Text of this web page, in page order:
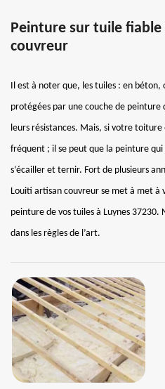
Peinture sur tuile fiable
couvreur
Il est à noter que, les tuiles : en
protégées par une couche de
leurs résistances. Mais, si votre
fréquent ; il se peut que la peinture
s’écailler et ternir. Fort de plusieurs
Louiti artisan couvreur se met à met à
peinture de vos tuiles à Luynes
dans les règles de l’art.